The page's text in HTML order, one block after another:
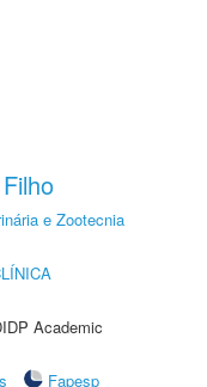
e Zootecnia
Academic
Fapesp